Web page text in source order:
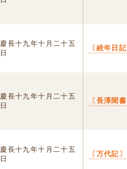
慶長十九年十月二十五
日
〔続年日
慶長十九年十月二十五
日
〔長澤聞
慶長十九年十月二十五
日
〔万代記〕